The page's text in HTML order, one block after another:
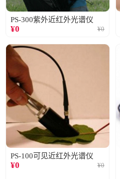
PS-300紫外近红外光谱仪
¥0 ¥0
PS-100可见近红外光谱仪
¥0 ¥0